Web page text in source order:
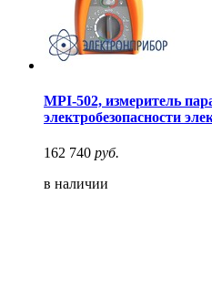
MPI-502, измеритель
электробезопасности
162 740 руб.
в наличии